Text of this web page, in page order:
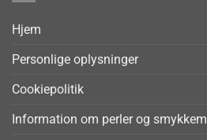
Hjem
Personlige oplysninger
Cookiepolitik
Information om perler og